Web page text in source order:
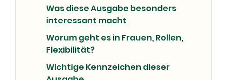
Was diese Ausgabe besonders
interessant macht
Worum geht es in Frauen, Rollen,
Flexibilität?
Wichtige Kennzeichen dieser